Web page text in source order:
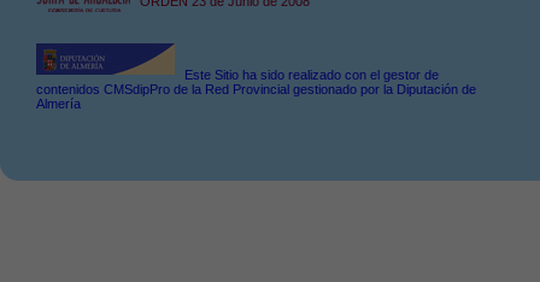
Este Sitio ha sido realizado con el gestor de
contenidos CMSdipPro de la Red Provincial gestionado por la Diputación de
Almería